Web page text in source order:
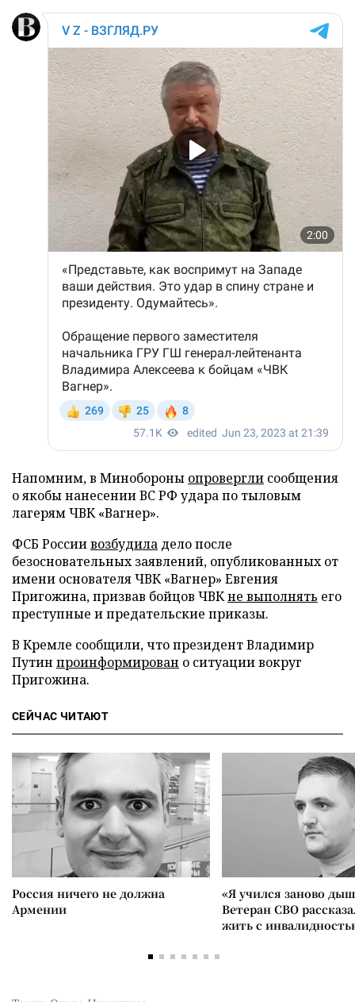
Напомним, в Минобороны опровергли сообщения
о якобы нанесении ВС РФ удара по тыловым
лагерям ЧВК «Вагнер».
ФСБ Россиивозбудила дело после
безосновательных заявлений, опубликованных от
имени основателя ЧВК «Вагнер» Евгения
Пригожина, призвав бойцов ЧВКне выполнять его
преступные и предательские приказы.
В Кремле сообщили, что президент Владимир
Путин проинформирован о ситуации вокруг
Пригожина.
СЕЙЧАС ЧИТАЮТ
Россия ничего не должна
Армении
«Я учился заново
Ветеран СВО
жить с